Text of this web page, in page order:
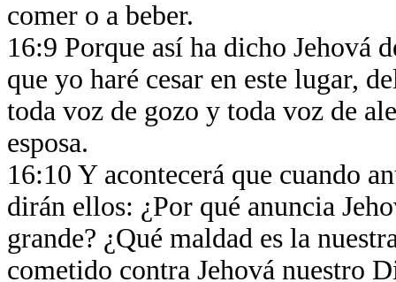
comer o a beber.
16:9 Porque así ha dicho Jehová
que yo haré cesar en este lugar,
toda voz de gozo y toda voz de
esposa.
16:10 Y acontecerá que cuando
dirán ellos: ¿Por qué anuncia
grande? ¿Qué maldad es la
cometido contra Jehová nuestro